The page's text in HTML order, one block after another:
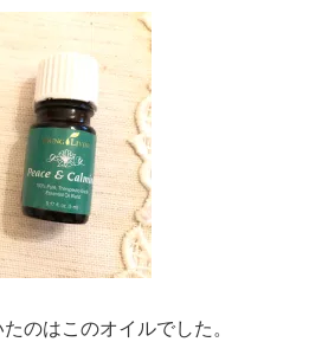
のはこのオイルでした。